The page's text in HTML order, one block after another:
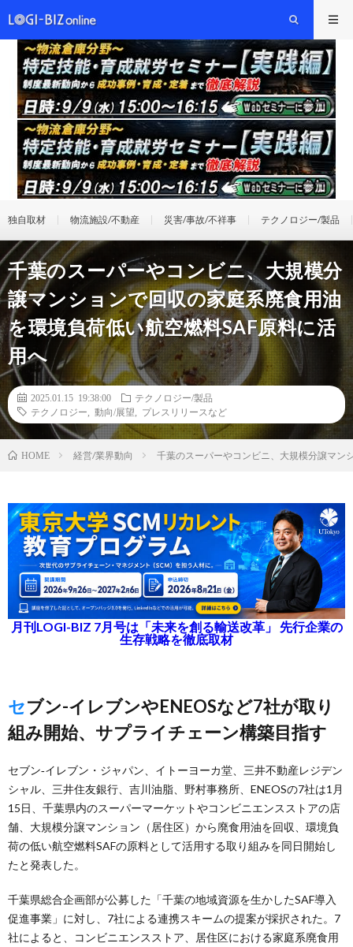
独自取材 物流施設/不動産 災害/事故/不祥事 テクノロジー/製品
千葉のスーパーやコンビニ、大規模分
譲マンションで回収の家庭系廃食用油
を環境負荷低い航空燃料SAF原料に活
用へ
2025.01.15 19:38:00
テクノロジー/製品
テクノロジー
動向/展望 プレスリリースなど
HOME 経営/業界動向 千葉のスーパーやコンビニ、大規模分譲マン
月刊LOGI-BIZ 7月号は「未来を創る輸送改革」 先行企業の
生存戦略を徹底取材
セブン-イレブンやENEOSなど7社が取り
組み開始、サプライチェーン構築目指す
セブン‐イレブン・ジャパン、イトーヨーカ堂、三井不動産レジデン
シャル、三井住友銀行、吉川油脂、野村事務所、ENEOSの7社は1月
15日、千葉県内のスーパーマーケットやコンビニエンスストアの店
舗、大規模分譲マンション（居住区）から廃食用油を回収、環境負
荷の低い航空燃料SAFの原料として活用する取り組みを同日開始し
たと発表した。
千葉県総合企画部が公募した「千葉の地域資源を生かしたSAF導入
促進事業」に対し、7社による連携スキームの提案が採択された。7
社によると、コンビニエンスストア、居住区における家庭系廃食用